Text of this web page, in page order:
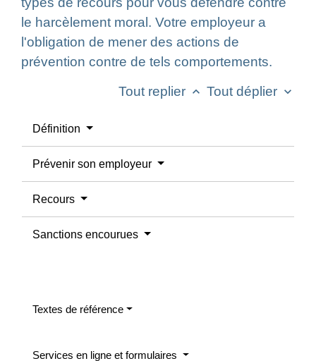
le harcèlement moral. Votre employeur a
l'obligation de mener des actions de
prévention contre de tels comportements.
Tout replier keyboard_arrow_up Tout déplier keyboard_arrow_down
Définition
Prévenir son employeur
Recours
Sanctions encourues
Textes de référence
Services en ligne et formulaires